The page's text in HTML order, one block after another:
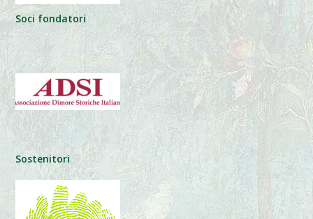
Soci fondatori
Sostenitori